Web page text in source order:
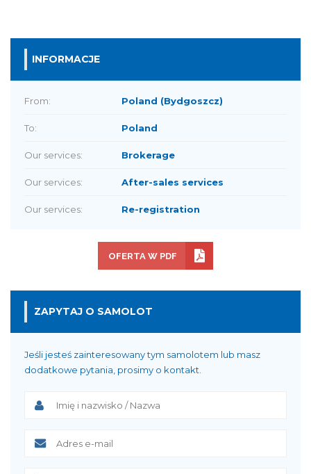
INFORMACJE
From: Poland (Bydgoszcz)
To: Poland
Our services: Brokerage
Our services: After-sales services
Our services: Re-registration
OFERTA W PDF
ZAPYTAJ O SAMOLOT
Jeśli jesteś zainteresowany tym samolotem lub masz
dodatkowe pytania, prosimy o kontakt.